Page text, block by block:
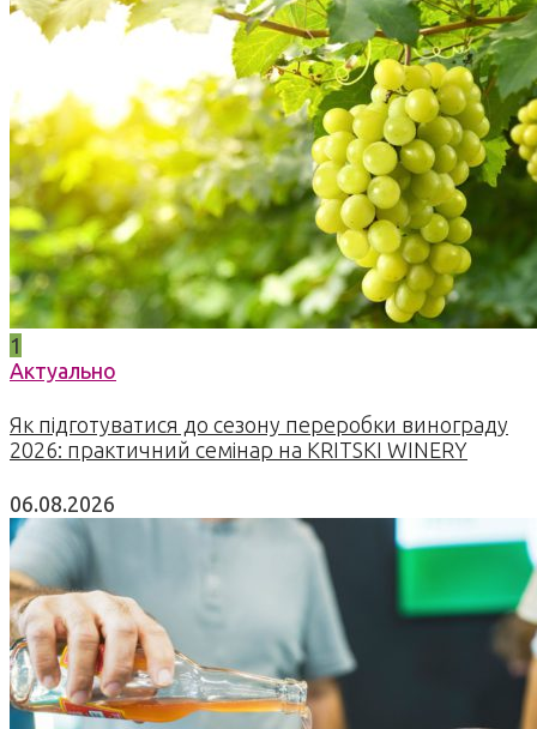
1
Актуально
Як підготуватися до сезону переробки винограду
2026: практичний семінар на KRITSKI WINERY
06.08.2026